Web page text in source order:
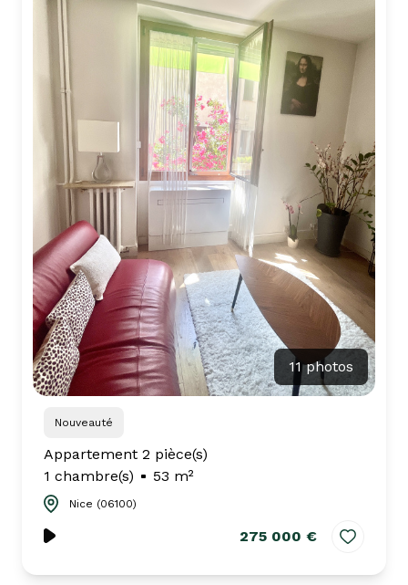
11 photos
Nouveauté
Appartement 2 pièce(s)
1 chambre(s)
53 m²
Nice (06100)
275 000 €